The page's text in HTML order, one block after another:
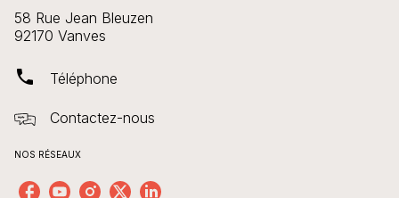
58 Rue Jean Bleuzen
92170 Vanves
phone Téléphone
Contactez-nous
NOS RÉSEAUX